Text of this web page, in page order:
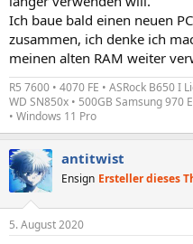
Ich baue bald einen neuen
zusammen, ich denke ich
meinen alten RAM weiter
R5 7600 • 4070 FE • ASRock B650 I
WD SN850x • 500GB Samsung 970
• Windows 11 Pro
antitwist
Ensign Ersteller dieses
5. August 2020